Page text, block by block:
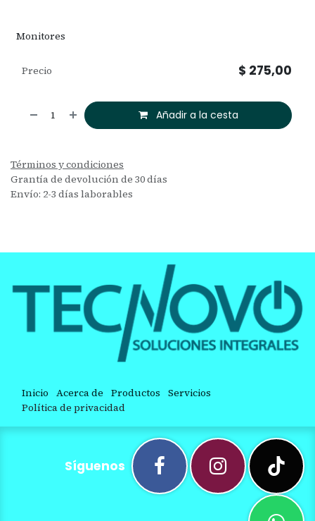
Monitores
Añadir a la cesta
Precio $ 275,00
Términos y condiciones
Grantía de devolución de 30 días
Envío: 2-3 días laborables
Inicio Acerca de Productos Servicios
Política de privacidad
Síguenos